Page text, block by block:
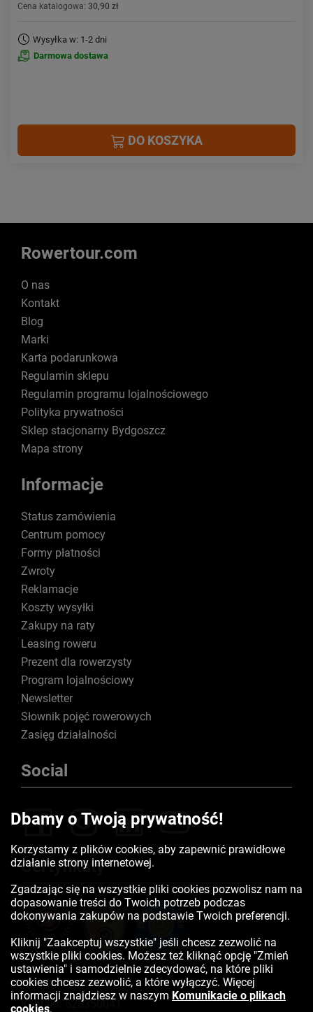
Cena katalogowa: 30,90 zł
Wysyłka w: 1-2 dni
Darmowa dostawa
DO KOSZYKA
Rowertour.com
O nas
Kontakt
Blog
Marki
Karta podarunkowa
Regulamin sklepu
Regulamin programu lojalnościowego
Polityka prywatności
Sklep stacjonarny Bydgoszcz
Mapa strony
Informacje
Status zamówienia
Centrum pomocy
Formy płatności
Zwroty
Reklamacje
Koszty wysyłki
Zakupy na raty
Leasing roweru
Prezent dla rowerzysty
Program lojalnościowy
Newsletter
Słownik pojęć rowerowych
Zasięg działalności
Social
Certyfikaty
Kontakt:523350041
Dbamy o Twoją prywatność!
Korzystamy z plików cookies, aby zapewnić prawidłowe
działanie strony internetowej.
Zgadzając się na wszystkie pliki cookies pozwolisz nam na
dopasowanie treści do Twoich potrzeb podczas
dokonywania zakupów na podstawie Twoich preferencji.
Kliknij "Zaakceptuj wszystkie" jeśli chcesz zezwolić na
wszystkie pliki cookies. Możesz też kliknąć opcję "Zmień
ustawienia" i samodzielnie zdecydować, na które pliki
cookies chcesz zezwolić, a które wyłączyć. Więcej
informacji znajdziesz w naszym Komunikacie o plikach
cookies.